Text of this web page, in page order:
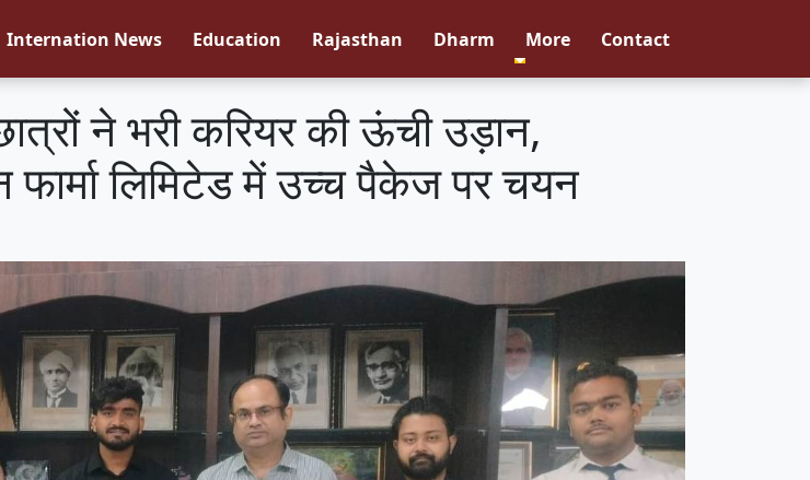
Internation News Education Rajasthan Dharm More Contact
ने भरी करियर की ऊंची उड़ान,
फार्मा लिमिटेड में उच्च पैकेज पर चयन